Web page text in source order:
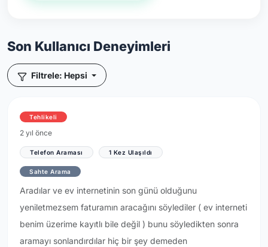
Son Kullanıcı Deneyimleri
Filtrele: Hepsi
Tehlikeli
2 yıl önce
Telefon Araması 1 Kez Ulaşıldı
Sahte Arama
Aradılar ve ev internetinin son günü olduğunu
yeniletmezsem faturamın aracağını söylediler ( ev interneti
benim üzerime kayıtlı bile değil ) bunu söyledikten sonra
aramayı sonlandırdılar hiç bir şey demeden